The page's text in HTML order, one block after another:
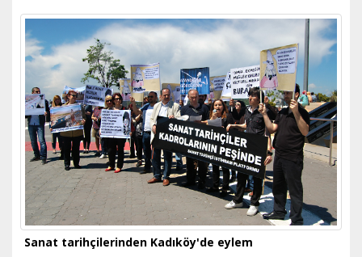
Sanat tarihçilerinden Kadıköy'de eylem